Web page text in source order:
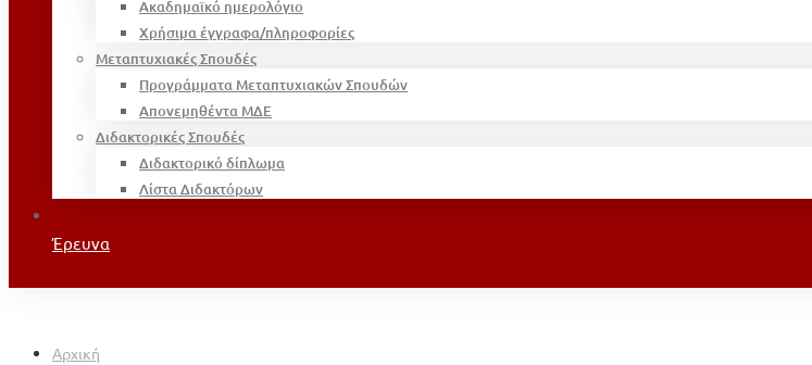
Ακαδημαϊκό ημερολόγιο
Χρήσιμα έγγραφα/πληροφορίες
Μεταπτυχιακές Σπουδές
Προγράμματα Μεταπτυχιακών Σπουδών
Απονεμηθέντα ΜΔΕ
Διδακτορικές Σπουδές
Διδακτορικό δίπλωμα
Λίστα Διδακτόρων
Έρευνα
Αρχική